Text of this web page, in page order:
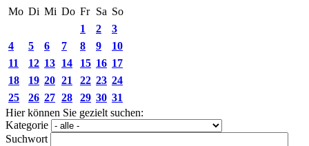
Mo Di Mi Do Fr Sa So
1
2
3
4
5 6 7 8 9
10
11
12 13 14 15 16 17
18
19 20 21 22 23 24
25
26 27 28 29 30 31
Hier können Sie gezielt suchen:
Kategorie
Suchwort